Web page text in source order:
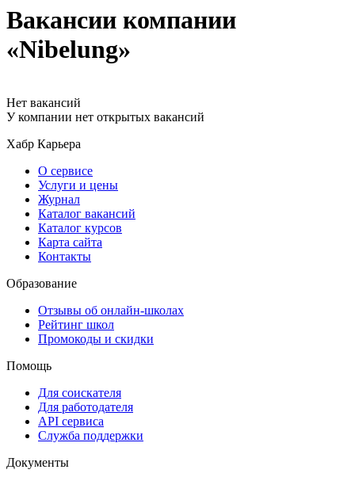
Вакансии компании
«Nibelung»
Нет вакансий
У компании нет открытых вакансий
Хабр Карьера
О сервисе
Услуги и цены
Журнал
Каталог вакансий
Каталог курсов
Карта сайта
Контакты
Образование
Отзывы об онлайн-школах
Рейтинг школ
Промокоды и скидки
Помощь
Для соискателя
Для работодателя
API сервиса
Служба поддержки
Документы